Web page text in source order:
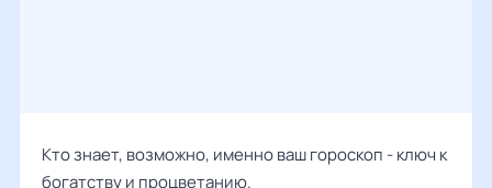
Кто знает, возможно, именно ваш гороскоп - ключ к
богатству и процветанию.